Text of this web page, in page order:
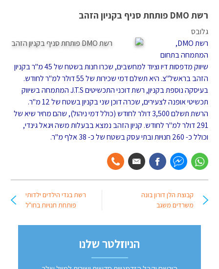
רשת DMO פותחת סניף בקניון הזהב
גלובס
רשת DMO,
המתמחה בתחום
שיווק מדפסות דיו וציוד למחשבים, שכרו חנות בשטח של 45 מ"ר בקניון
הזהב בראשל"צ. היא תשלם דמי שכירות של 55 דולר למ"ר לחודש.
בעיסקה נוספת בקניון, רשת דוכני התכשיטים J.T.S המתמחה בשיווק
תכשיטי אופנה לצעירים, שכרה דוכן שני בקניון בשטח של 12 מ"ר.
הרשת תשלם 3,500 דולר לחודש (כולל דמי ניהול), שהם מחיר שיא של
291 דולר למ"ר לחודש. קניון הזהב נמצא בבעלות משה ויגאל גינדי,
וכולל כ- 260 חנויות ובתי עסק בשטח של כ- 38 אלף מ"ר.
קבוצת הלן דורון בונה
משרדים משגב
רשת בגדי הילדים ילדותי
פותחת חנויות בחו"ל
הניוזלטר שלנו